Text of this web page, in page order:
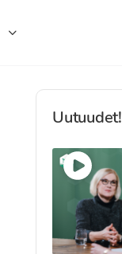
Uutuudet!